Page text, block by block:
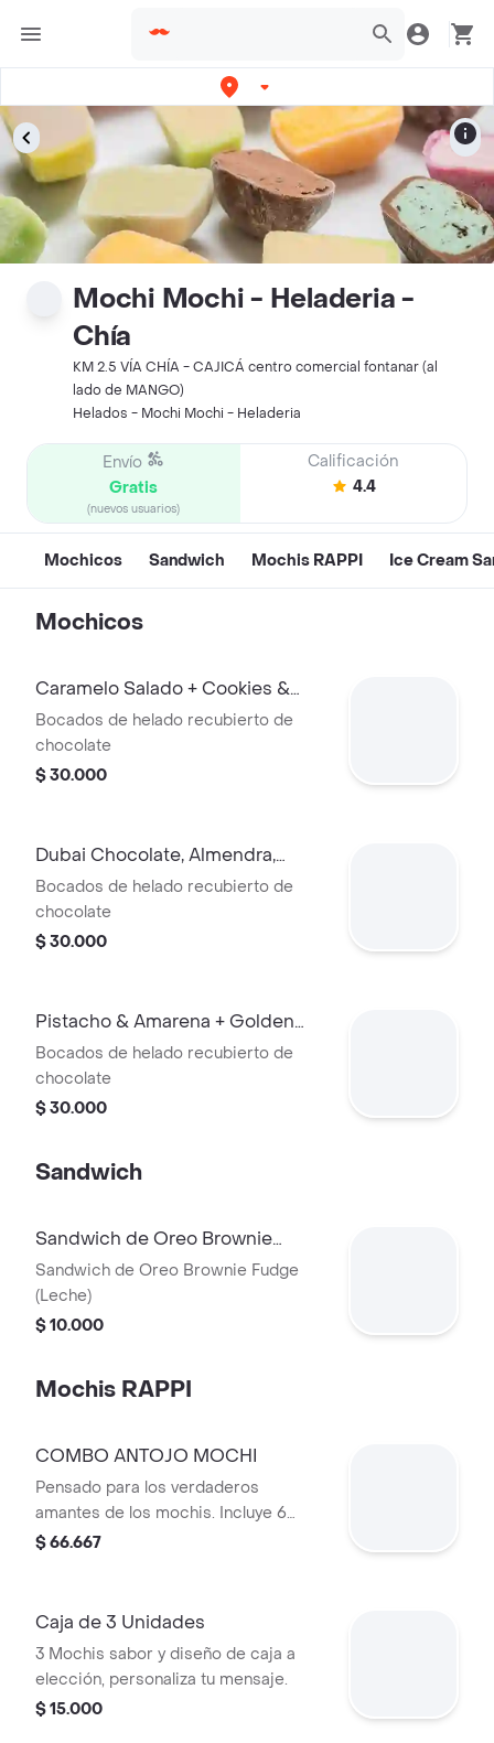
Mochi Mochi - Heladeria -
Chía
KM 2.5 VÍA CHÍA - CAJICÁ centro comercial fontanar (al
lado de MANGO)
Helados - Mochi Mochi - Heladeria
Envío
Gratis
(nuevos usuarios)
Calificación
4.4
Mochicos Sandwich Mochis RAPPI Ice Cream
Mochicos
Caramelo Salado + Cookies &
Cream
Bocados de helado recubierto de
chocolate
$ 30.000
Dubai Chocolate, Almendra,
Turrón y Miel
Bocados de helado recubierto de
chocolate
$ 30.000
Pistacho & Amarena + Golden
Vainilla
Bocados de helado recubierto de
chocolate
$ 30.000
Sandwich
Sandwich de Oreo Brownie
Fudge (Leche)
Sandwich de Oreo Brownie Fudge
(Leche)
$ 10.000
Mochis RAPPI
COMBO ANTOJO MOCHI
Pensado para los verdaderos
amantes de los mochis. Incluye 6
mochis de la colección + 1 paquete
$ 66.667
Caja de 3 Unidades
3 Mochis sabor y diseño de caja a
elección, personaliza tu mensaje.
$ 15.000